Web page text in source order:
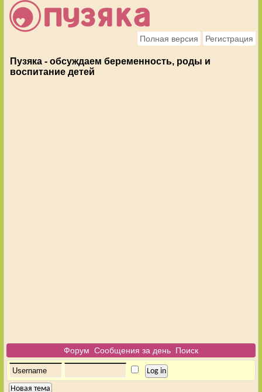
Полная версия Регистрация
Пузяка - обсуждаем беременность, роды и
воспитание детей
Форум Сообщения за день Поиск
Новая тема